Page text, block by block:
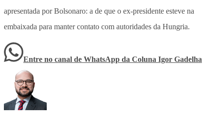
apresentada por Bolsonaro: a de que o ex-presidente esteve na
embaixada para manter contato com autoridades da Hungria.
Entre no canal de WhatsApp da Coluna Igor Gadelha